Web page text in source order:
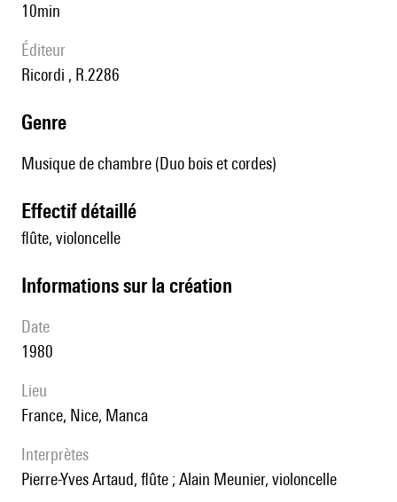
10min
éditeur
Ricordi , R.2286
genre
Musique de chambre (Duo bois et cordes)
effectif détaillé
flûte, violoncelle
informations sur la création
date
1980
lieu
France, Nice, Manca
interprètes
Pierre-Yves Artaud, flûte ; Alain Meunier, violoncelle